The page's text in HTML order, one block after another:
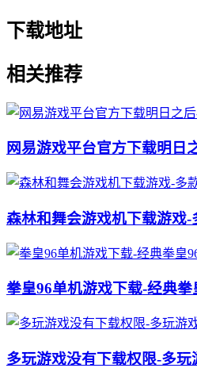
下载地址
相关推荐
网易游戏平台官方下载明日
森林和舞会游戏机下载游戏
拳皇96单机游戏下载-经典
多玩游戏没有下载权限-多